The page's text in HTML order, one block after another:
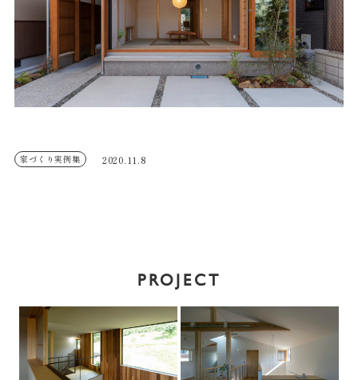
家づくり実例集 2020.11.8
PROJECT